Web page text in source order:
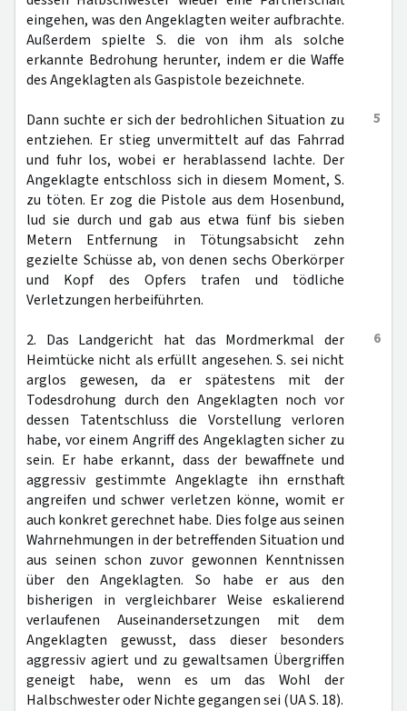
eingehen, was den Angeklagten weiter aufbrachte.
Außerdem spielte S. die von ihm als solche
erkannte Bedrohung herunter, indem er die Waffe
des Angeklagten als Gaspistole bezeichnete.
5
Dann suchte er sich der bedrohlichen Situation zu
entziehen. Er stieg unvermittelt auf das Fahrrad
und fuhr los, wobei er herablassend lachte. Der
Angeklagte entschloss sich in diesem Moment, S.
zu töten. Er zog die Pistole aus dem Hosenbund,
lud sie durch und gab aus etwa fünf bis sieben
Metern Entfernung in Tötungsabsicht zehn
gezielte Schüsse ab, von denen sechs Oberkörper
und Kopf des Opfers trafen und tödliche
Verletzungen herbeiführten.
6
2. Das Landgericht hat das Mordmerkmal der
Heimtücke nicht als erfüllt angesehen. S. sei nicht
arglos gewesen, da er spätestens mit der
Todesdrohung durch den Angeklagten noch vor
dessen Tatentschluss die Vorstellung verloren
habe, vor einem Angriff des Angeklagten sicher zu
sein. Er habe erkannt, dass der bewaffnete und
aggressiv gestimmte Angeklagte ihn ernsthaft
angreifen und schwer verletzen könne, womit er
auch konkret gerechnet habe. Dies folge aus seinen
Wahrnehmungen in der betreffenden Situation und
aus seinen schon zuvor gewonnen Kenntnissen
über den Angeklagten. So habe er aus den
bisherigen in vergleichbarer Weise eskalierend
verlaufenen Auseinandersetzungen mit dem
Angeklagten gewusst, dass dieser besonders
aggressiv agiert und zu gewaltsamen Übergriffen
geneigt habe, wenn es um das Wohl der
Halbschwester oder Nichte gegangen sei (UA S. 18).